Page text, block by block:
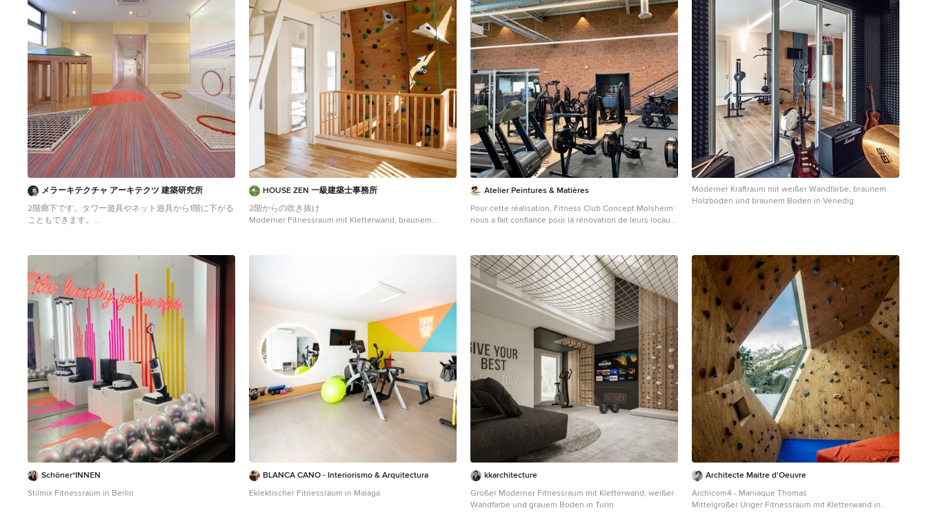
añadir interés y que la vista de los visitantes se vaya
hacia arriba y así les de más sensación de amplitud y
altura y que ni se den cuenta que el espacio no tiene
ventanas.
メラーキテクチャ アーキテクツ 建築研究所
2階廊下です。タワー遊具やネット遊具から1階に下がる
こともできます。
HOUSE ZEN 一級建築士事務所
2階からの吹き抜け
Moderner Fitnessraum mit Kletterwand, braunem
Atelier Peintures & Matières
Pour cette réalisation, Fitness Club Concept Molsheim
nous a fait confiance pour la rénovation de leurs locaux.
parfaitement les briques rouges symbolisant le
caractère authentique des rues New-Yorkaises.
Ambiance moderne et urbaine garantie !!
Moderner Kraftraum mit weißer Wandfarbe, braunem
Holzboden und braunem Boden in Venedig
Schöner*INNEN
Stilmix Fitnessraum in Berlin
BLANCA CANO - Interiorismo & Arquitectura
Eklektischer Fitnessraum in Malaga
kkarchitecture
Großer Moderner Fitnessraum mit Kletterwand, weißer
Wandfarbe und grauem Boden in Turin
Architecte Maitre d'Oeuvre
Archicom4 - Maniaque Thomas
Mittelgroßer Uriger Fitnessraum mit Kletterwand in